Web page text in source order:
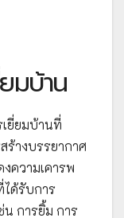
มบ้าน
ยี่ยมบ้านที่
ร้างบรรยากาศ
ความเคารพ
ด้รับการ
น การยิ้ม การ